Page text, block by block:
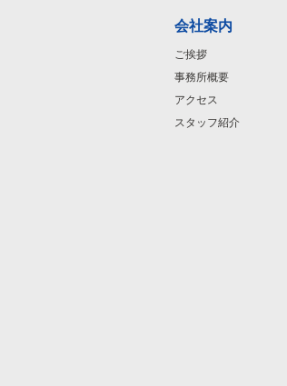
会社案内
ご挨拶
事務所概要
アクセス
スタッフ紹介